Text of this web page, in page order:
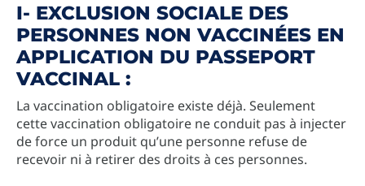
I- EXCLUSION SOCIALE DES
PERSONNES NON VACCINÉES EN
APPLICATION DU PASSEPORT
VACCINAL :
La vaccination obligatoire existe déjà. Seulement
cette vaccination obligatoire ne conduit pas à injecter
de force un produit qu’une personne refuse de
recevoir ni à retirer des droits à ces personnes.